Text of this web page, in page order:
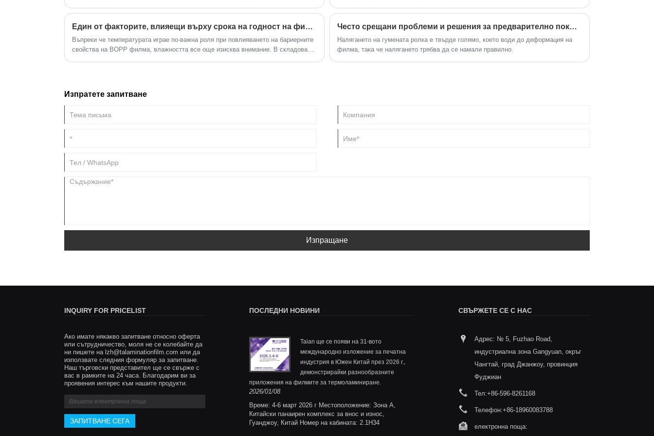
система за производство, продажби и
следпродажбено обслужване. Той ще
завърши преместването на новата
фабрика през ноември 2023 г. и ще добави
новата фабрика за инспекция. Ако по-
късно възникнат проблеми с продукта,
композитни и печатни процеси не могат да бъдат извършени, и ефектът от
крайния продукт е слаб.
Един от факторите, влияещи върху срока на годност на филма: Влажност
Въпреки че температурата играе по-важна роля при повлияването на бариерните
свойства на BOPP филма, влажността все още изисква внимание. В складова
Често срещани проблеми и решения за предварително покритие на BOPP.
Налягането на гумената ролка е твърде голямо, което води до деформация на
филма, така че налягането трябва да се намали правилно.
Изпратете запитване
Изпращане
СВЪРЖЕТЕ СЕ С НАС
Адрес: № 5, Fuzhao Road,
индустриална зона Gangyuan, окръг
Чангтай, град Джанжоу, провинция
Фуджиан
Тел:+86-596-8261168
Телефон:+86-18960083788
електронна поща:
INQUIRY FOR PRICELIST
Ако имате някакво запитване относно оферта
или сътрудничество, моля не се колебайте да
ни пишете на lzh@talaminationfilm.com или да
използвате следния формуляр за запитване.
Наш търговски представител ще се свърже с
вас в рамките на 24 часа. Благодарим ви за
проявения интерес към нашите продукти.
ПОСЛЕДНИ НОВИНИ
Отключете нови приложения за
найлонов термичен ламиниращ филм и
отворете нови бизнес области
2025/03/24
Fujian Tai 'Предварително покритие Film Co., Ltd.,
участва в индустрията за термично ламиниране за
повече от десет години, постоянно изследвания и
термични ламиниращи филми, засега разработени
BOPP, PET, CPP, PVC, PLA, BOPA, PP и т.н., повече
Taian ще се появи на 31-вото
международно изложение за печатна
индустрия в Южен Китай през 2026 г.,
демонстрирайки разнообразните
приложения на филмите за термоламиниране.
2026/01/08
Време: 4-6 март 2026 г Местоположение: Зона A,
Китайски панаирен комплекс за внос и износ,
Гуанджоу, Китай Номер на кабината: 2.1H34
Съответствието като основа,
безопасността като приоритет - фолио
за топлинно запечатване, отпечатано